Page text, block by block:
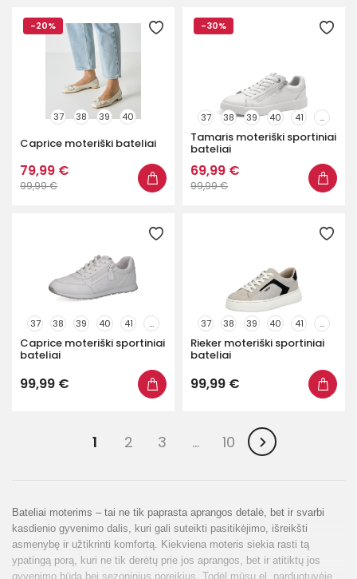
-20%
37 38 39 40
Caprice moteriški bateliai
79,99 €
99,99 €
-30%
37 38 39 40 41 ...
Tamaris moteriški sportiniai
bateliai
69,99 €
99,99 €
37 38 39 40 41 ...
Caprice moteriški sportiniai
bateliai
99,99 €
37 38 39 40 41 ...
Rieker moteriški sportiniai
bateliai
99,99 €
1 2 3 … 10
Bateliai moterims – tai ne tik paprasta aprangos detalė, bet ir svarbi
kasdienio gyvenimo dalis, kuri gali suteikti pasitikėjimo, išreikšti
asmenybę ir užtikrinti komfortą. Kiekviena moteris siekia rasti tą
ypatingą porą, kuri ne tik derėtų prie jos aprangos, bet ir atitiktų jos
gyvenimo būdą bei sezoninius poreikius. Todėl mūsų el. parduotuvėje